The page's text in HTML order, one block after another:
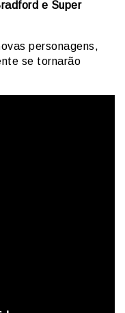
e Super
personagens,
se tornarão